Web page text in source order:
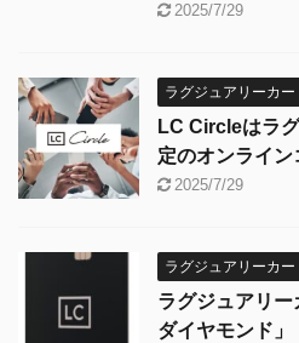
2025/7/29
ラグジュアリーカ
LC Circleはラ
定のオンライン
2025/7/29
ラグジュアリーカ
ラグジュアリ
ダイヤモンド